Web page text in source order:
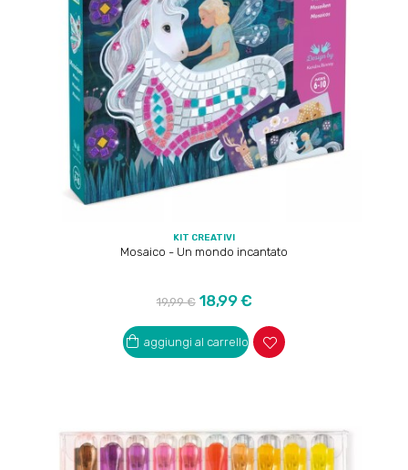
KIT CREATIVI
Mosaico - Un mondo incantato
Prezzo
regolare
19,99 € Prezzo
18,99 €
aggiungi al carrello